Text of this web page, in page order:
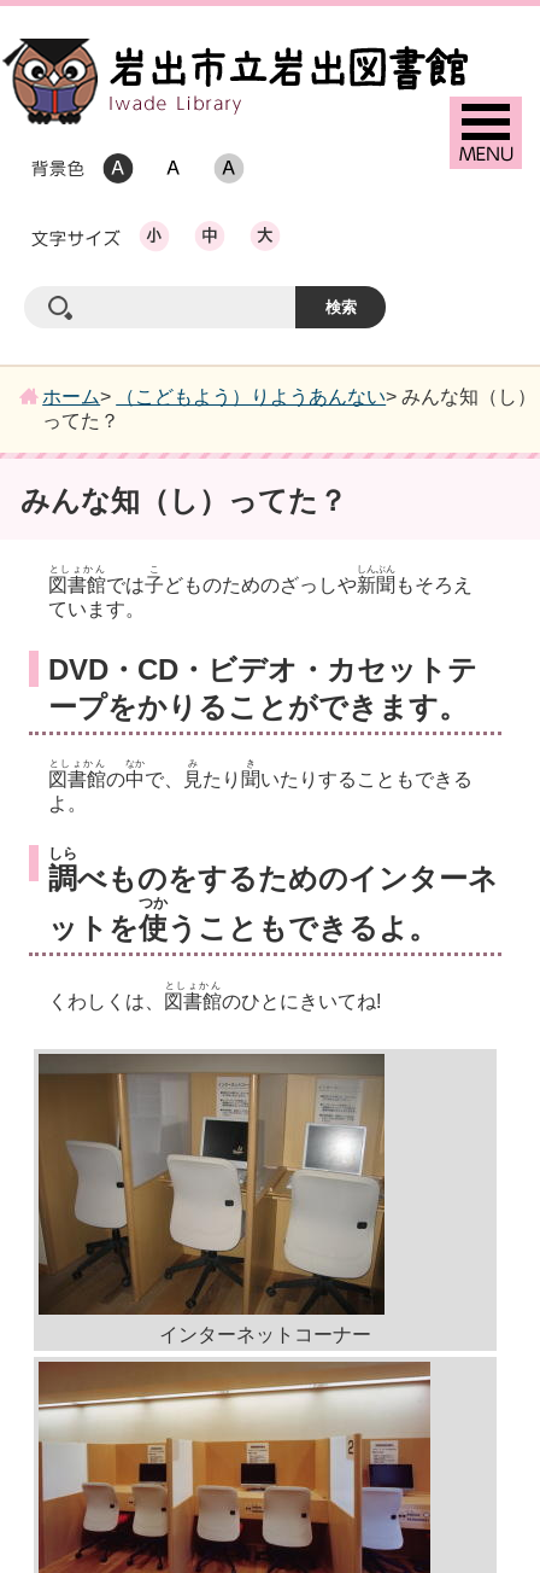
ホーム> （こどもよう）りようあんない> みんな知（し）
ってた？
みんな知（し）ってた？
図書館
としょかん
では子
こ
どものためのざっしや新聞
しんぶん
もそろえ
ています。
DVD・CD・ビデオ・カセットテ
ープをかりることができます。
図書館
としょかん
の中
なか
で、 見
み
たり 聞
き
いたりすることもできる
よ。
調
しら
べものをするためのインターネ
ットを使
つか
うこともできるよ。
くわしくは、 図書館
としょかん
のひとにきいてね!
インターネットコーナー